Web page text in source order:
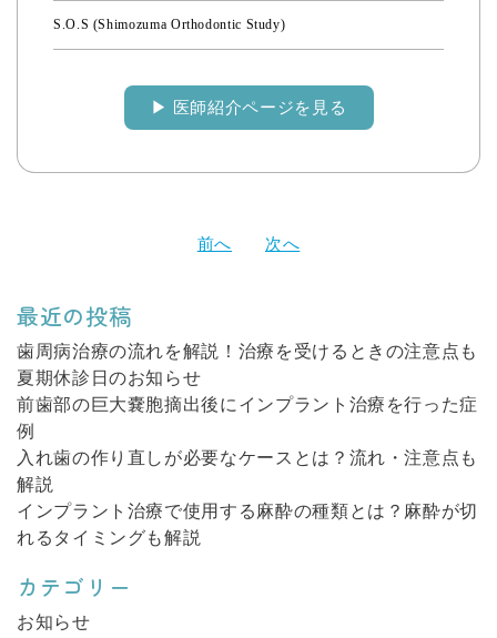
S.O.S (Shimozuma Orthodontic Study)
▶︎ 医師紹介ページを見る
稿
ゲ
ー
シ
ョ
前へ 次へ
最近の投稿
歯周病治療の流れを解説！治療を受けるときの注意点も
夏期休診日のお知らせ
前歯部の巨大嚢胞摘出後にインプラント治療を行った症
例
入れ歯の作り直しが必要なケースとは？流れ・注意点も
解説
インプラント治療で使用する麻酔の種類とは？麻酔が切
れるタイミングも解説
カテゴリー
お知らせ